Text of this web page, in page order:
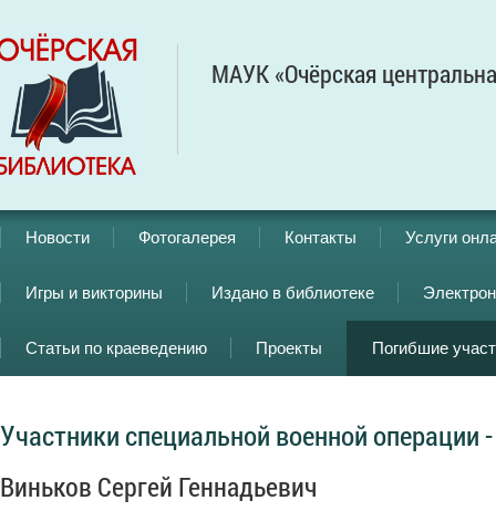
МАУК «Очёрская
Новости Фотогалерея Контакты Услуги
Игры и викторины Издано в библиотеке
Статьи по краеведению Проекты Погибшие
Участники специальной военной операции
Виньков Сергей Геннадьевич